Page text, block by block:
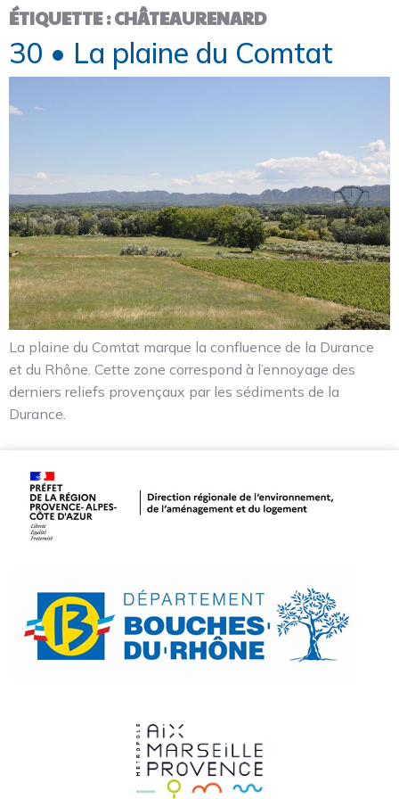
ÉTIQUETTE :CHÂTEAURENARD
30 • La plaine du Comtat
La plaine du Comtat marque la confluence de la Durance
et du Rhône. Cette zone correspond à l’ennoyage des
derniers reliefs provençaux par les sédiments de la
Durance.